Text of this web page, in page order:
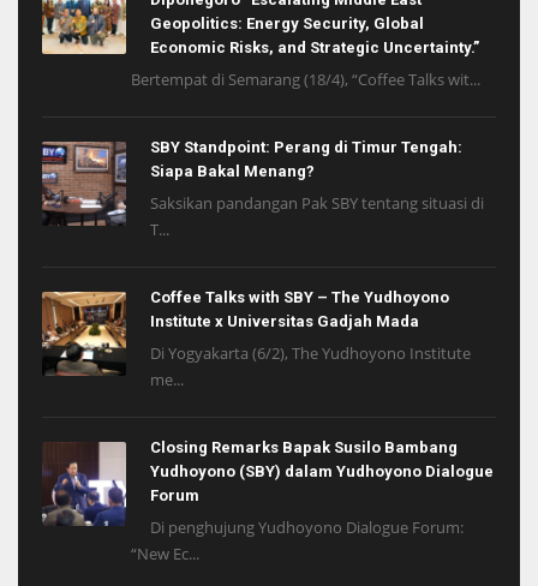
Geopolitics: Energy Security, Global
Economic Risks, and Strategic Uncertainty.”
Bertempat di Semarang (18/4), “Coffee Talks wit...
SBY Standpoint: Perang di Timur Tengah:
Siapa Bakal Menang?
Saksikan pandangan Pak SBY tentang situasi di
T...
Coffee Talks with SBY – The Yudhoyono
Institute x Universitas Gadjah Mada
Di Yogyakarta (6/2), The Yudhoyono Institute
me...
Closing Remarks Bapak Susilo Bambang
Yudhoyono (SBY) dalam Yudhoyono Dialogue
Forum
Di penghujung Yudhoyono Dialogue Forum:
“New Ec...